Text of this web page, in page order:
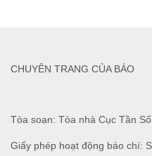
Tòa soạn: Tòa nhà Cục Tần
Giấy phép hoạt động báo chí:
CHUYÊN TRANG CỦA BÁO